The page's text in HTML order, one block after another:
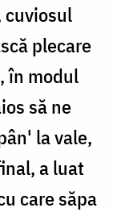
cuviosul
plecare
în modul
să ne
la vale,
a luat
care săpa